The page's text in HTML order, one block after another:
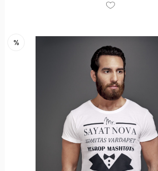
ZUM PRODUKT